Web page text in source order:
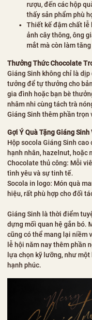
rượu, đến các hộp
thấy sản phẩm phù
Thiết kế đậm chất lễ
ảnh cây thông, ông
mắt mà còn làm
Thưởng Thức Chocolate
Giáng Sinh không chỉ là
tưởng để tự thưởng cho
gia đình hoặc bạn bè
nhâm nhi cùng tách trà
Giáng Sinh thêm phần trọn
Gợi Ý Quà Tặng Giáng Sinh
Hộp socola Giáng Sinh
hạnh nhân, hazelnut, hoặc
Chocolate thủ công: Mỗi
tình yêu và sự tinh tế.
Socola in logo: Món quà
hiệu, rất phù hợp cho đối
Giáng Sinh là thời điểm
dựng mối quan hệ gắn bó.
cũng có thể mang lại niềm
lễ hội năm nay thêm phần
lựa chọn kỹ lưỡng, như
hạnh phúc.